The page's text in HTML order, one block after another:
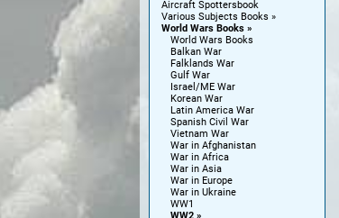
Aircraft Spottersbook
Various Subjects Books
World Wars Books
World Wars Books
Balkan War
Falklands War
Gulf War
Israel/ME War
Korean War
Latin America War
Spanish Civil War
Vietnam War
War in Afghanistan
War in Africa
War in Asia
War in Europe
War in Ukraine
WW1